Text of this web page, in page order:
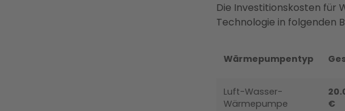
Die Investitionskosten für
Technologie in folgenden
Wärmepumpentyp
Luft-Wasser-
Wärmepumpe
€